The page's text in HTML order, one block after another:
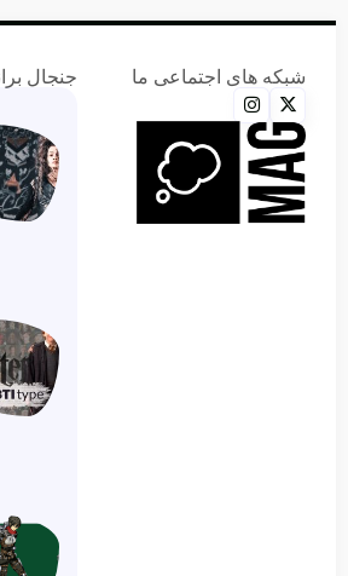
شبکه های اجتماعی ما جنجال